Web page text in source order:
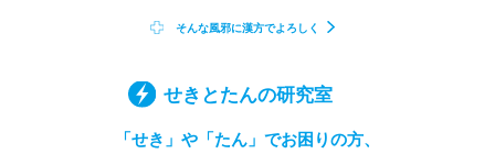
そんな風邪に漢方でよろしく
せきとたんの研究室
「せき」や「たん」でお困りの方、